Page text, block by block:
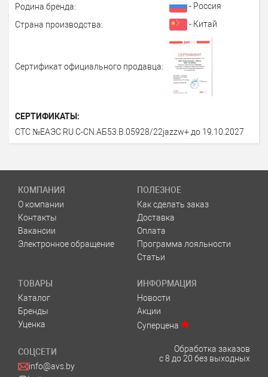
Родина бренда:
- Россия
Страна производства:
- Китай
Сертификат официального продавца:
СЕРТИФИКАТЫ:
СТС №ЕАЭС RU C-СN.AБ53.B.05928/22jazzw+ до 19.10.2027
КОМПАНИЯ
О компании
Контакты
Вакансии
Электронное обращение
ПОЛЕЗНОЕ
Как сделать заказ
Доставка
Оплата
Программа лояльности
Статьи
ТОВАРЫ
Каталог
Бренды
Уценка
ИНФОРМАЦИЯ
Новости
Акции
Суперцена
СОЦСЕТИ
info@avs.by
Обработка заказов
с 8 до 20 без выходных